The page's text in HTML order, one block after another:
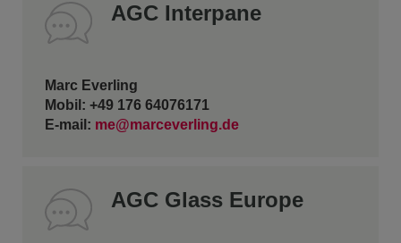
AGC Interpane
Marc Everling
Mobil: +49 176 64076171
E-mail: me@marceverling.de
AGC Glass Europe